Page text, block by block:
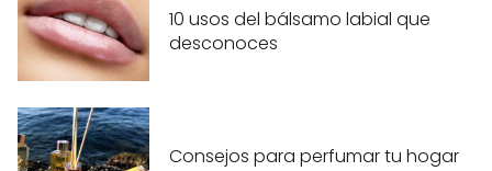
10 usos del bálsamo labial que
desconoces
Consejos para perfumar tu hogar